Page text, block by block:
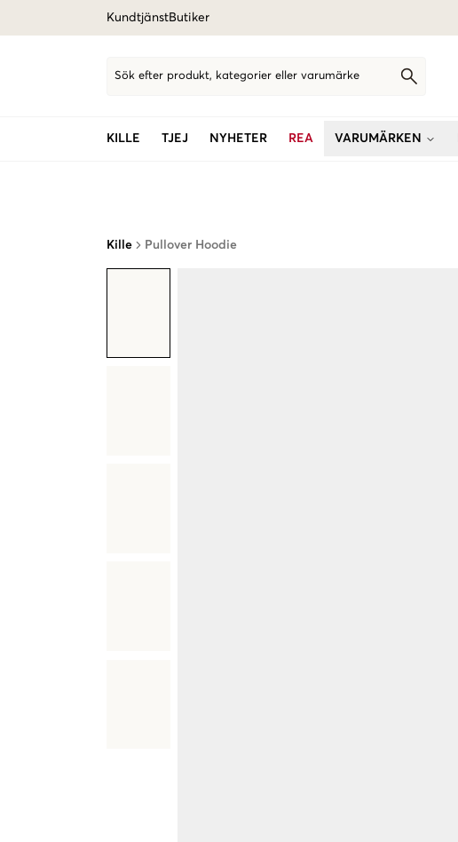
KundtjänstButiker
Sök efter produkt, kategorier eller varumärke
KILLE TJEJ NYHETER REA VARUMÄRKEN
Kille Pullover Hoodie